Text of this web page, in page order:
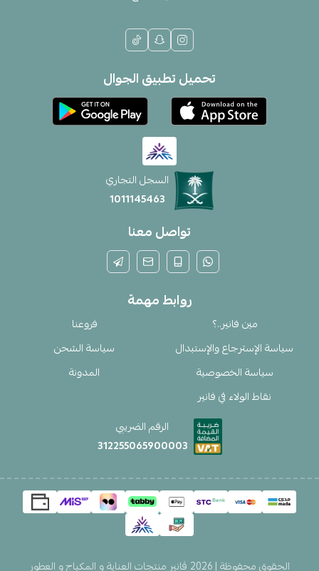
تحميل تطبيق الجوال
السجل التجاري
1011145463
تواصل معنا
روابط مهمة
مين فانير..؟
فروعنا
سياسة الإسترجاع والإستبدال
سياسة الشحن
سياسة الخصوصية
المدونة
نقاط الولاء في فانير
الرقم الضريبي
312255065900003
الحقوق محفوظة | 2026 ڤانير منتجات العناية و المكياج و العطور